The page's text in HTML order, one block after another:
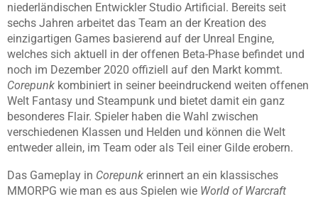
niederländischen Entwickler Studio Artificial. Bereits seit
sechs Jahren arbeitet das Team an der Kreation des
einzigartigen Games basierend auf der Unreal Engine,
welches sich aktuell in der offenen Beta-Phase befindet und
noch im Dezember 2020 offiziell auf den Markt kommt.
Corepunk kombiniert in seiner beeindruckend weiten offenen
Welt Fantasy und Steampunk und bietet damit ein ganz
besonderes Flair. Spieler haben die Wahl zwischen
verschiedenen Klassen und Helden und können die Welt
entweder allein, im Team oder als Teil einer Gilde erobern.
Das Gameplay in Corepunk erinnert an ein klassisches
MMORPG wie man es aus Spielen wie World of Warcraft